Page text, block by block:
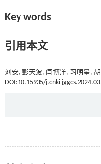
Key words
引用本文
刘安, 彭天波, 闫博洋, 习明星,
DOI:10.15935/